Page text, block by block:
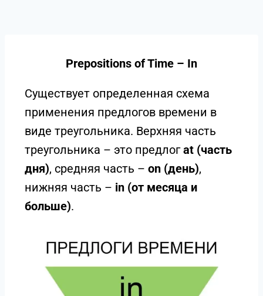
Prepositions of Time – In
Существует определенная схема
применения предлогов времени в
виде треугольника. Верхняя часть
треугольника – это предлогat (часть
дня), средняя часть – on (день),
нижняя часть – in (от месяца и
больше).